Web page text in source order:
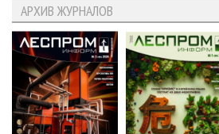
АРХИВ ЖУРНАЛОВ